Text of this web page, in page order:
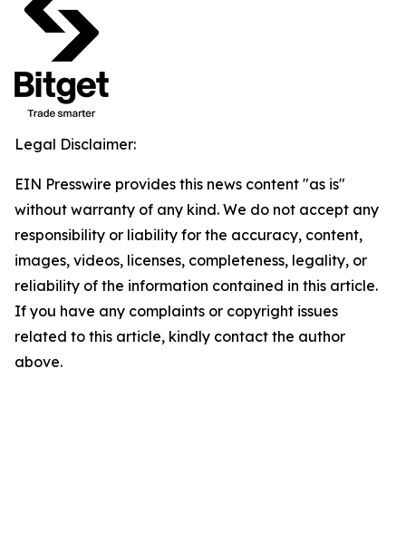
Legal Disclaimer:
EIN Presswire provides this news content "as is"
without warranty of any kind. We do not accept any
responsibility or liability for the accuracy, content,
images, videos, licenses, completeness, legality, or
reliability of the information contained in this article.
If you have any complaints or copyright issues
related to this article, kindly contact the author
above.